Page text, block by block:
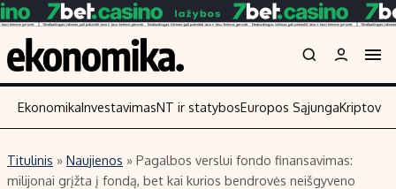
Turinys Skaitykite
EkonomikaInvestavimasNT ir statybosEuropos Sąjunga
Titulinis » Naujienos » Pagalbos verslui fondo finansavimas:
milijonai grįžta į fondą, bet kai kurios bendrovės neišgyveno